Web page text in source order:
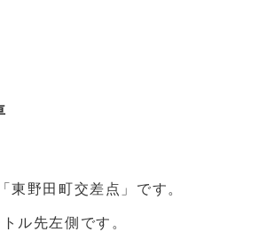
東野田町交差点」です。
ル先左側です。